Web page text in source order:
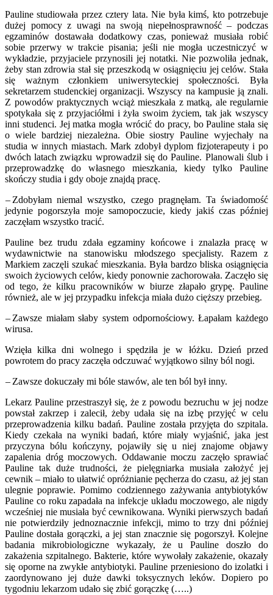
Pauline studiowała przez cztery lata. Nie była kimś, kto potrzebuje
dużej pomocy z uwagi na swoją niepełnosprawność – podczas
egzaminów dostawała dodatkowy czas, ponieważ musiała robić
sobie przerwy w trakcie pisania; jeśli nie mogła uczestniczyć w
wykładzie, przyjaciele przynosili jej notatki. Nie pozwoliła jednak,
żeby stan zdrowia stał się przeszkodą w osiągnięciu jej celów. Stała
się ważnym członkiem uniwersyteckiej społeczności. Była
sekretarzem studenckiej organizacji. Wszyscy na kampusie ją znali.
Z powodów praktycznych wciąż mieszkała z matką, ale regularnie
spotykała się z przyjaciółmi i żyła swoim życiem, tak jak wszyscy
inni studenci. Jej matka mogła wrócić do pracy, bo Pauline stała się
o wiele bardziej niezależna. Obie siostry Pauline wyjechały na
studia w innych miastach. Mark zdobył dyplom fizjoterapeuty i po
dwóch latach związku wprowadził się do Pauline. Planowali ślub i
przeprowadzkę do własnego mieszkania, kiedy tylko Pauline
skończy studia i gdy oboje znajdą pracę.
– Zdobyłam niemal wszystko, czego pragnęłam. Ta świadomość
jedynie pogorszyła moje samopoczucie, kiedy jakiś czas później
zaczęłam wszystko tracić.
Pauline bez trudu zdała egzaminy końcowe i znalazła pracę w
wydawnictwie na stanowisku młodszego specjalisty. Razem z
Markiem zaczęli szukać mieszkania. Była bardzo bliska osiągnięcia
swoich życiowych celów, kiedy ponownie zachorowała. Zaczęło się
od tego, że kilku pracowników w biurze złapało grypę. Pauline
również, ale w jej przypadku infekcja miała dużo cięższy przebieg.
– Zawsze miałam słaby system odpornościowy. Łapałam każdego
wirusa.
Wzięła kilka dni wolnego i spędziła je w łóżku. Dzień przed
powrotem do pracy zaczęła odczuwać wyjątkowo silny ból nogi.
– Zawsze dokuczały mi bóle stawów, ale ten ból był inny.
Lekarz Pauline przestraszył się, że z powodu bezruchu w jej nodze
powstał zakrzep i zalecił, żeby udała się na izbę przyjęć w celu
przeprowadzenia kilku badań. Pauline została przyjęta do szpitala.
Kiedy czekała na wyniki badań, które miały wyjaśnić, jaka jest
przyczyna bólu kończyny, pojawiły się u niej znajome objawy
zapalenia dróg moczowych. Oddawanie moczu zaczęło sprawiać
Pauline tak duże trudności, że pielęgniarka musiała założyć jej
cewnik – miało to ułatwić opróżnianie pęcherza do czasu, aż jej stan
ulegnie poprawie. Pomimo codziennego zażywania antybiotyków
Pauline co roku zapadała na infekcje układu moczowego, ale nigdy
wcześniej nie musiała być cewnikowana. Wyniki pierwszych badań
nie potwierdziły jednoznacznie infekcji, mimo to trzy dni później
Pauline dostała gorączki, a jej stan znacznie się pogorszył. Kolejne
badania mikrobiologiczne wykazały, że u Pauline doszło do
zakażenia szpitalnego. Bakterie, które wywołały zakażenie, okazały
się oporne na zwykłe antybiotyki. Pauline przeniesiono do izolatki i
zaordynowano jej duże dawki toksycznych leków. Dopiero po
tygodniu lekarzom udało się zbić gorączkę (…..)